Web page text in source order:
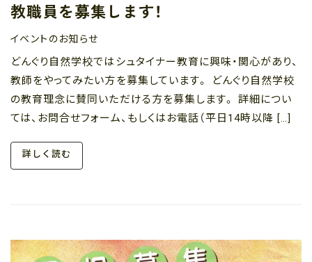
教職員を募集します！
イベントのお知らせ
どんぐり自然学校ではシュタイナー教育に興味・関心があり、
教師をやってみたい方を募集しています。 どんぐり自然学校
の教育理念に賛同いただける方を募集します。 詳細につい
ては、お問合せフォーム、もしくはお電話（平日14時以降 […]
詳しく読む